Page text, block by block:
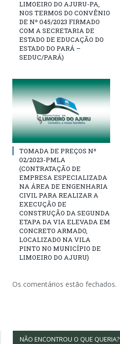
LIMOEIRO DO AJURU-PA,
NOS TERMOS DO CONVÊNIO
DE Nº 045/2023 FIRMADO
COM A SECRETARIA DE
ESTADO DE EDUCAÇÃO DO
ESTADO DO PARÁ –
SEDUC/PARÁ)
TOMADA DE PREÇOS Nº
02/2023-PMLA
(CONTRATAÇÃO DE
EMPRESA ESPECIALIZADA
NA ÁREA DE ENGENHARIA
CIVIL PARA REALIZAR A
EXECUÇÃO DE
CONSTRUÇÃO DA SEGUNDA
ETAPA DA VIA ELEVADA EM
CONCRETO ARMADO,
LOCALIZADO NA VILA
PINTO NO MUNICÍPIO DE
LIMOEIRO DO AJURU)
Os comentários estão fechados.
NÃO ENCONTROU O QUE QUERIA?